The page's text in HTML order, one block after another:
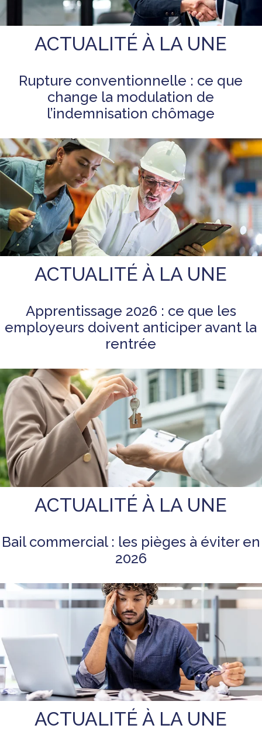
ACTUALITÉ À LA UNE
Rupture conventionnelle : ce que
change la modulation de
l’indemnisation chômage
ACTUALITÉ À LA UNE
Apprentissage 2026 : ce que les
employeurs doivent anticiper avant la
rentrée
ACTUALITÉ À LA UNE
Bail commercial : les pièges à éviter en
2026
ACTUALITÉ À LA UNE